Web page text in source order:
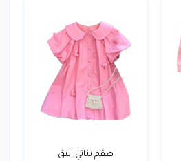
طقم بناتي انيق